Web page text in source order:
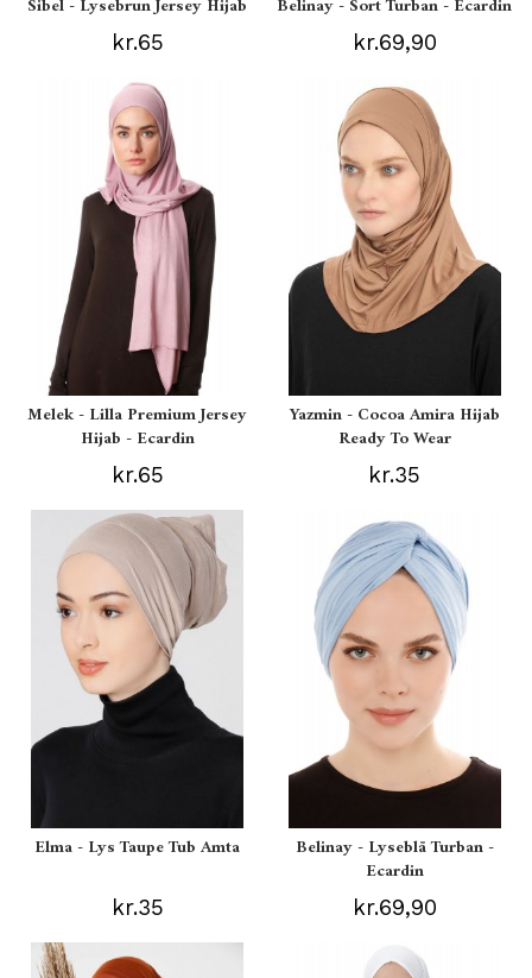
Sibel - Lysebrun Jersey Hijab
kr.65
Belinay - Sort Turban - Ecardin
kr.69,90
Melek - Lilla Premium Jersey
Hijab - Ecardin
kr.65
Yazmin - Cocoa Amira Hijab
Ready To Wear
kr.35
Elma - Lys Taupe Tub Amta
kr.35
Belinay - Lyseblå Turban -
Ecardin
kr.69,90